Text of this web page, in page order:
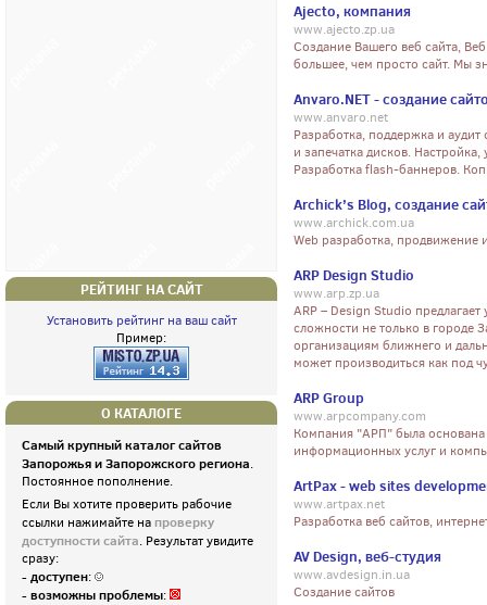
РЕЙТИНГ НА САЙТ
Установить рейтинг на ваш сайт
Пример:
О КАТАЛОГЕ
Самый крупный каталог сайтов
Запорожья и Запорожского региона.
Постоянное пополнение.
Если Вы хотите проверить рабочие
ссылки нажимайте на проверку
доступности сайта. Результат увидите
сразу:
- доступен:
- возможны проблемы:
Ajecto, компания
www.ajecto.zp.ua
Создание Вашего веб сайта,
большее, чем просто сайт. Мы
Anvaro.NET - создание
www.anvaro.net
Разработка, поддержка и
и запечатка дисков.
Разработка flash-баннеров.
Archick’s Blog, создание
www.archick.com.ua
Web разработка, продвижение
ARP Design Studio
www.arp.zp.ua
ARP – Design Studio
сложности не только в городе
организациям ближнего и
может производиться как под
ARP Group
www.arpcompany.com
Компания "АРП" была
информационных услуг и
ArtPax - web sites
www.artpax.net
Разработка веб сайтов,
AV Design, веб-студия
www.avdesign.in.ua
Создание сайтов